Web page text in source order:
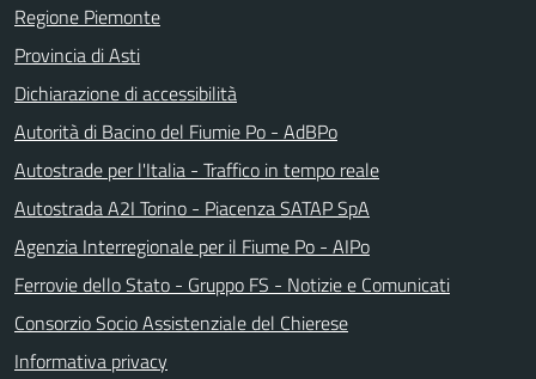
Regione Piemonte
Provincia di Asti
Dichiarazione di accessibilità
Autorità di Bacino del Fiumie Po - AdBPo
Autostrade per l'Italia - Traffico in tempo reale
Autostrada A2I Torino - Piacenza SATAP SpA
Agenzia Interregionale per il Fiume Po - AIPo
Ferrovie dello Stato - Gruppo FS - Notizie e Comunicati
Consorzio Socio Assistenziale del Chierese
Informativa privacy